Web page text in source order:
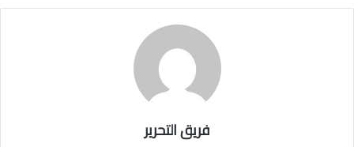
فريق التحرير